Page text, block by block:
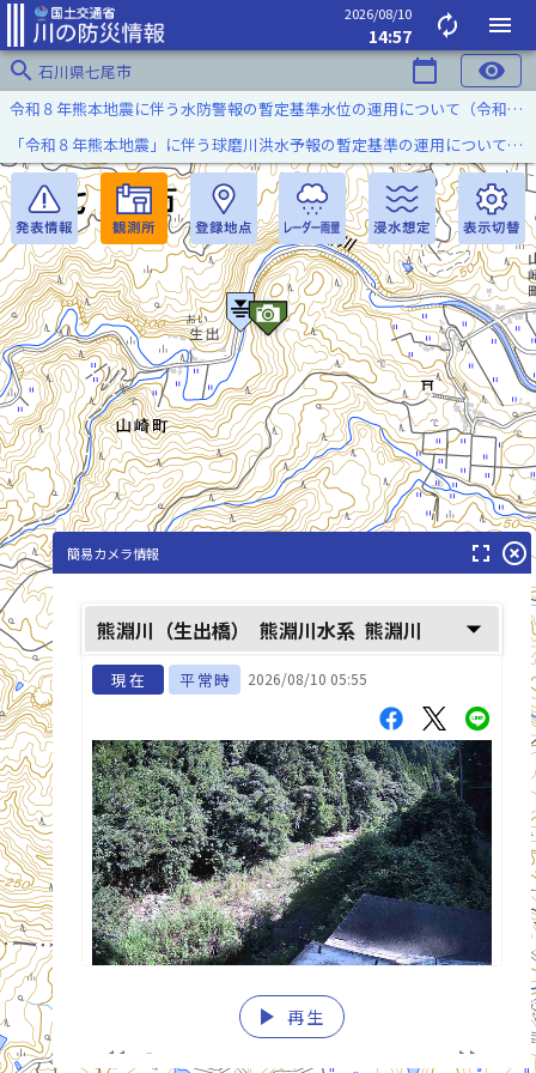
2026/08/10
14:57 autorenew
menu
search 石川県七尾市 calendar_today visibility
令和８年熊本地震に伴う水防警報の暫定基準水位の運用について（令和８年８月７日）
「令和８年熊本地震」に伴う球磨川洪水予報の暫定基準の運用について（令和８年８月５日）
簡易カメラ情報 fullscreen highlight_off
熊淵川（生出橋） 熊淵川水系 熊淵川 arrow_drop_down
現在 平常時 2026/08/10 05:55
play_arrow 再生
fast_rewind fast_forward